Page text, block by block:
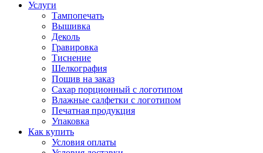
Услуги
Тампопечать
Вышивка
Деколь
Гравировка
Тиснение
Шелкография
Пошив на заказ
Сахар порционный с логотипом
Влажные салфетки с логотипом
Печатная продукция
Упаковка
Как купить
Условия оплаты